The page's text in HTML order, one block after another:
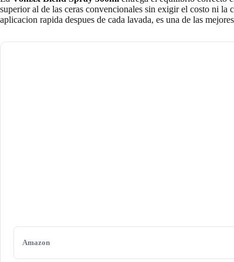
superior al de las ceras convencionales sin exigir el costo ni
aplicacion rapida despues de cada lavada, es una de las
Amazon